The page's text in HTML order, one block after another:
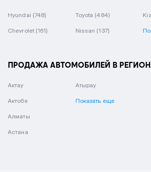
Hyundai (748) Toyota (484) Kia
Chevrolet (161) Nissan (137)
ПРОДАЖА АВТОМОБИЛЕЙ В
Актау
Актобе
Алматы
Астана
Атырау
Показать еще